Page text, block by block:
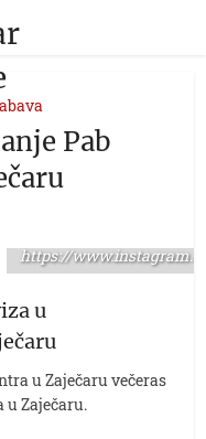
Pab
https://
u
u Zaječaru večeras
u Zaječaru.